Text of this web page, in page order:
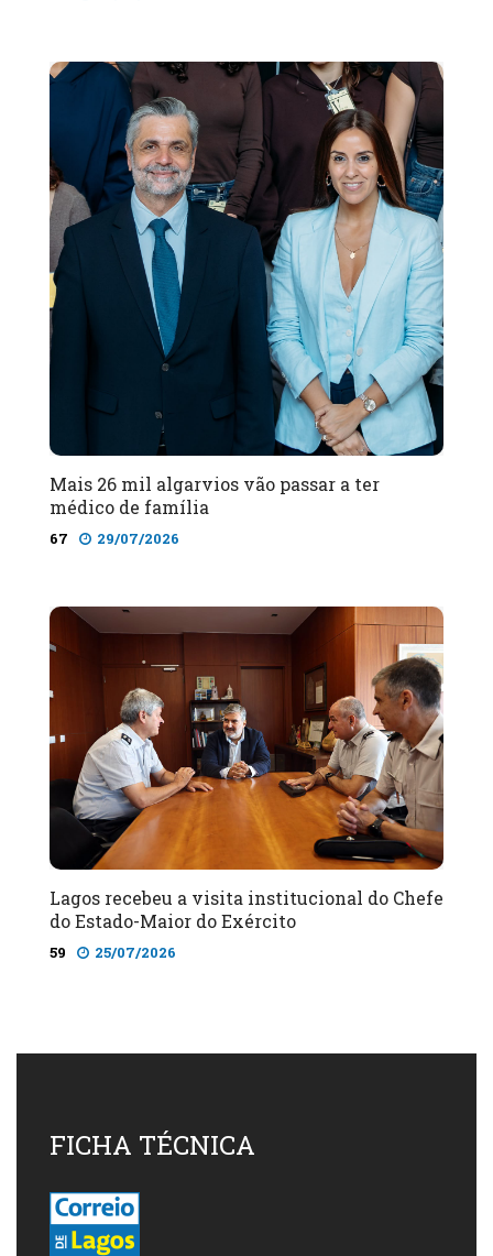
Mais 26 mil algarvios vão passar a ter
médico de família
67 29/07/2026
Lagos recebeu a visita institucional do Chefe
do Estado-Maior do Exército
59 25/07/2026
FICHA TÉCNICA